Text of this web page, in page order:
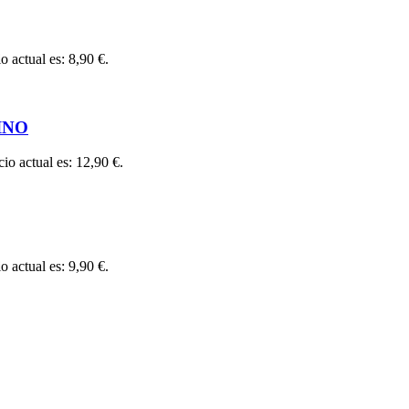
actual es: 8,90 €.
actual es: 12,90 €.
actual es: 9,90 €.